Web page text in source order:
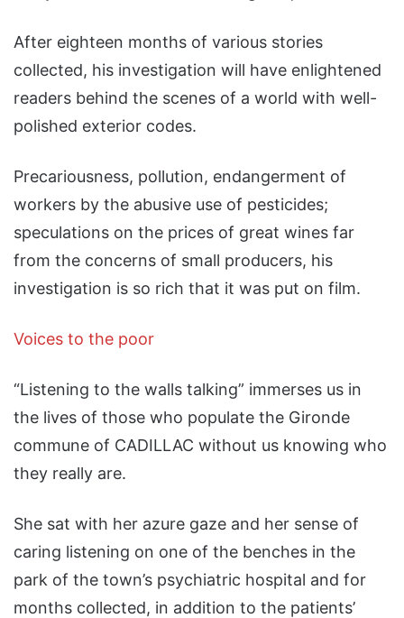
After eighteen months of various stories
collected, his investigation will have enlightened
readers behind the scenes of a world with well-
polished exterior codes.
Precariousness, pollution, endangerment of
workers by the abusive use of pesticides;
speculations on the prices of great wines far
from the concerns of small producers, his
investigation is so rich that it was put on film.
Voices to the poor
“Listening to the walls talking” immerses us in
the lives of those who populate the Gironde
commune of CADILLAC without us knowing who
they really are.
She sat with her azure gaze and her sense of
caring listening on one of the benches in the
park of the town’s psychiatric hospital and for
months collected, in addition to the patients’